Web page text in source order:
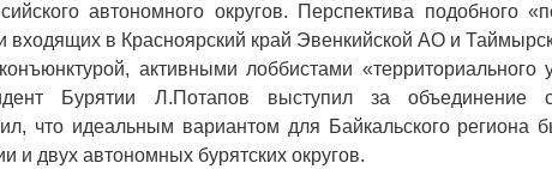
автономного округов. Перспектива подобного
входящих в Красноярский край Эвенкийской АО и
активными лоббистами «территориального
Бурятии Л.Потапов выступил за объединение
что идеальным вариантом для Байкальского региона
и двух автономных бурятских округов.